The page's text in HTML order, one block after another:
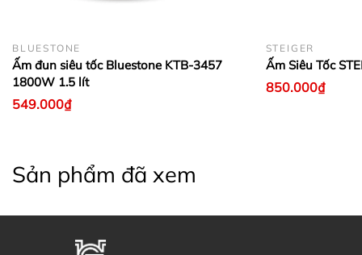
BLUESTONE
Ấm đun siêu tốc Bluestone KTB-3457
1800W 1.5 lít
549.000₫
STEIGER
Ấm Siêu Tốc
850.000₫
Sản phẩm đã xem